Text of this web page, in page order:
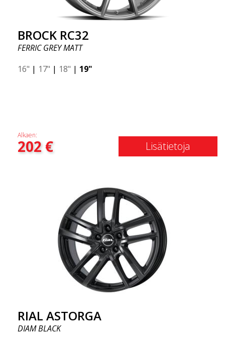
BROCK RC32
FERRIC GREY MATT
16" | 17" | 18" | 19"
Alkaen:
202€ Lisätietoja
RIAL ASTORGA
DIAM BLACK